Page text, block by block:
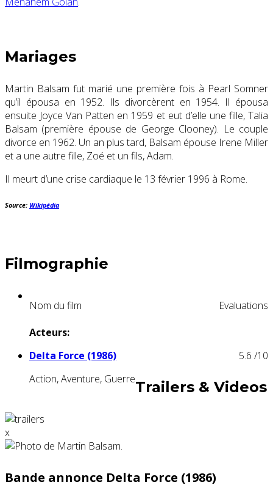
Mariages
Martin Balsam fut marié une première fois à Pearl Somner
qu’il épousa en 1952. Ils divorcèrent en 1954. Il épousa
ensuite Joyce Van Patten en 1959 et eut d’elle une fille, Talia
Balsam (première épouse de George Clooney). Le couple
divorce en 1962. Un an plus tard, Balsam épouse Irene Miller
et a une autre fille, Zoé et un fils, Adam.
Il meurt d’une crise cardiaque le 13 février 1996 à Rome.
Source: Wikipédia
Filmographie
Nom du film
Evaluations
Acteurs:
Delta Force (1986)
Action, Aventure, Guerre
5.6 /10
Trailers & Videos
x
Bande annonce Delta Force (1986)